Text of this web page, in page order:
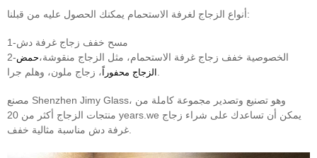
أنواع الزجاج لغرفة الاستحمام يمكنك الحصول عليه من قبلنا:
1-مسح خفف زجاج غرفة دش
2-الخصوصية خفف زجاج غرفة الاستحمام، مثل الزجاج منقوشة،حمض
الزجاج محفوراً
مصنع Shenzhen Jimy Glass، وهو تصنيع وتصدير مجموعة كاملة من
منتجات الزجاج أكثر من 20 years.we يمكن أن تساعدك على شراء زجاج